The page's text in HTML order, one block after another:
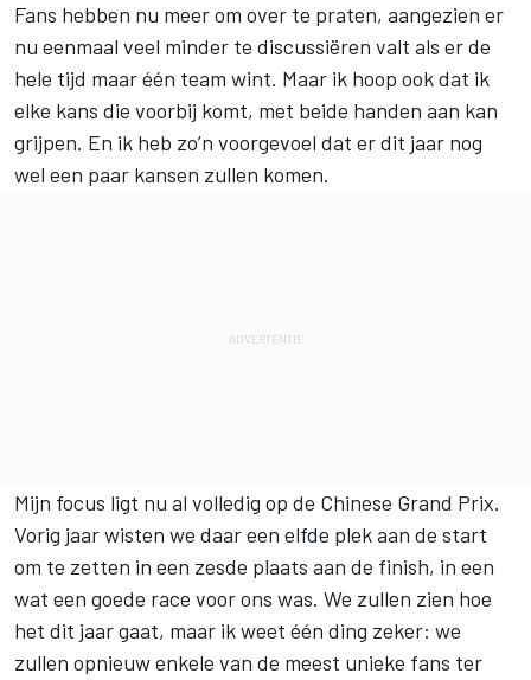
Fans hebben nu meer om over te praten, aangezien er
nu eenmaal veel minder te discussiëren valt als er de
hele tijd maar één team wint. Maar ik hoop ook dat ik
elke kans die voorbij komt, met beide handen aan kan
grijpen. En ik heb zo’n voorgevoel dat er dit jaar nog
wel een paar kansen zullen komen.
Mijn focus ligt nu al volledig op de Chinese Grand Prix.
Vorig jaar wisten we daar een elfde plek aan de start
om te zetten in een zesde plaats aan de finish, in een
wat een goede race voor ons was. We zullen zien hoe
het dit jaar gaat, maar ik weet één ding zeker: we
zullen opnieuw enkele van de meest unieke fans ter